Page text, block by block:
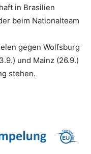
in Brasilien
beim Nationalteam
gegen Wolfsburg
und Mainz (26.9.)
stehen.